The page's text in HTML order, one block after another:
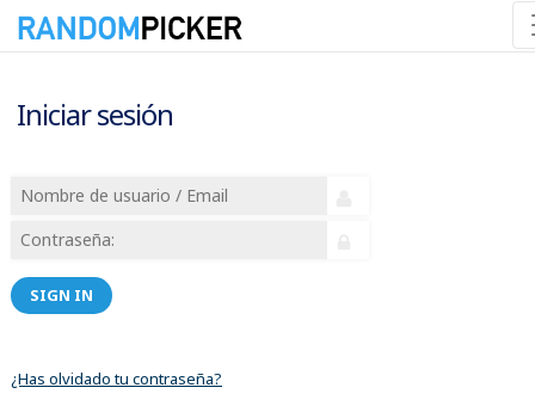
Iniciar sesión
SIGN IN
¿Has olvidado tu contraseña?